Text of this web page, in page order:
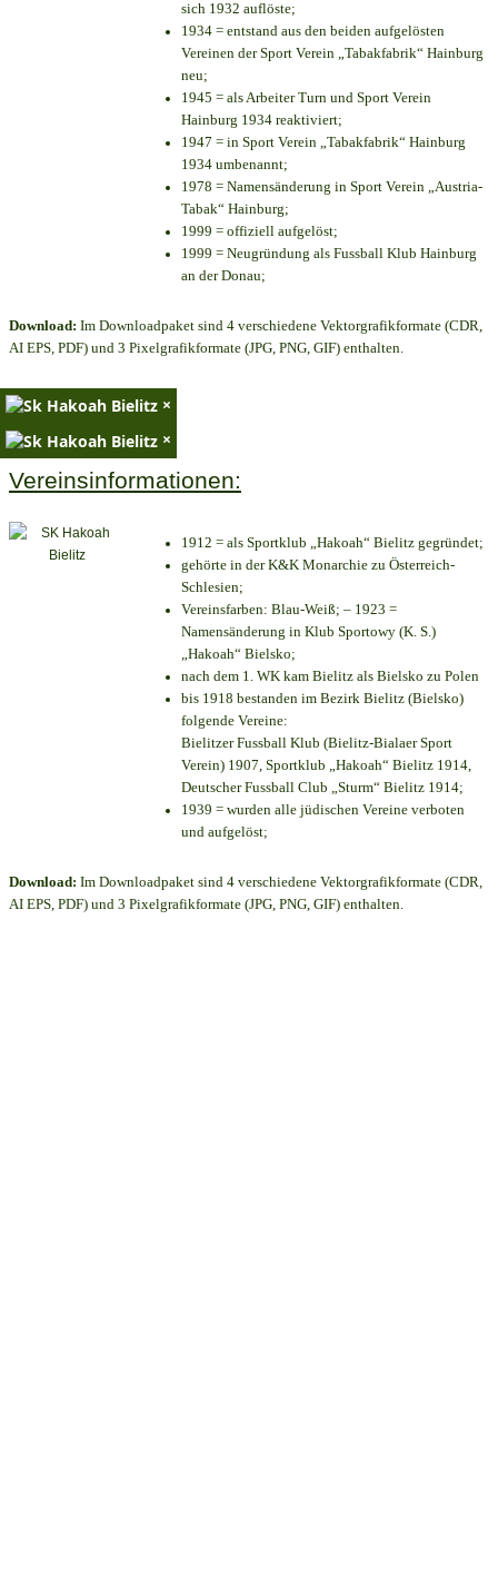
sich 1932 auflöste;
1934 = entstand aus den beiden aufgelösten
Vereinen der Sport Verein „Tabakfabrik“ Hainburg
neu;
1945 = als Arbeiter Turn und Sport Verein
Hainburg 1934 reaktiviert;
1947 = in Sport Verein „Tabakfabrik“ Hainburg
1934 umbenannt;
1978 = Namensänderung in Sport Verein „Austria-
Tabak“ Hainburg;
1999 = offiziell aufgelöst;
1999 = Neugründung als Fussball Klub Hainburg
an der Donau;
Download: Im Downloadpaket sind 4 verschiedene Vektorgrafikformate (CDR,
AI EPS, PDF) und 3 Pixelgrafikformate (JPG, PNG, GIF) enthalten.
×
×
Vereinsinformationen:
1912 = als Sportklub „Hakoah“ Bielitz gegründet;
gehörte in der K&K Monarchie zu Österreich-
Schlesien;
Vereinsfarben: Blau-Weiß; – 1923 =
Namensänderung in Klub Sportowy (K. S.)
„Hakoah“ Bielsko;
nach dem 1. WK kam Bielitz als Bielsko zu Polen
bis 1918 bestanden im Bezirk Bielitz (Bielsko)
folgende Vereine:
Bielitzer Fussball Klub (Bielitz-Bialaer Sport
Verein) 1907, Sportklub „Hakoah“ Bielitz 1914,
Deutscher Fussball Club „Sturm“ Bielitz 1914;
1939 = wurden alle jüdischen Vereine verboten
und aufgelöst;
Download: Im Downloadpaket sind 4 verschiedene Vektorgrafikformate (CDR,
AI EPS, PDF) und 3 Pixelgrafikformate (JPG, PNG, GIF) enthalten.